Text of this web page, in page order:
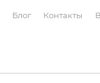
Блог Контакты